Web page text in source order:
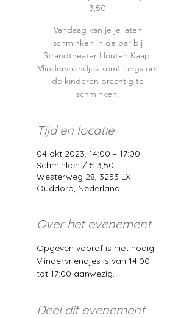
3,50
Vandaag kan je je laten
schminken in de bar bij
Strandtheater Houten Kaap.
Vlindervriendjes komt langs om
de kinderen prachtig te
schminken.
Tijd en locatie
04 okt 2023, 14:00 – 17:00
Schminken / € 3,50,
Westerweg 28, 3253 LX
Ouddorp, Nederland
Over het evenement
Opgeven vooraf is niet nodig.
Vlindervriendjes is van 14:00
tot 17:00 aanwezig.
Deel dit evenement